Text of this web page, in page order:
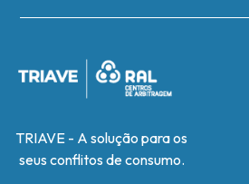
TRIAVE - A solução para os
seus conflitos de consumo.